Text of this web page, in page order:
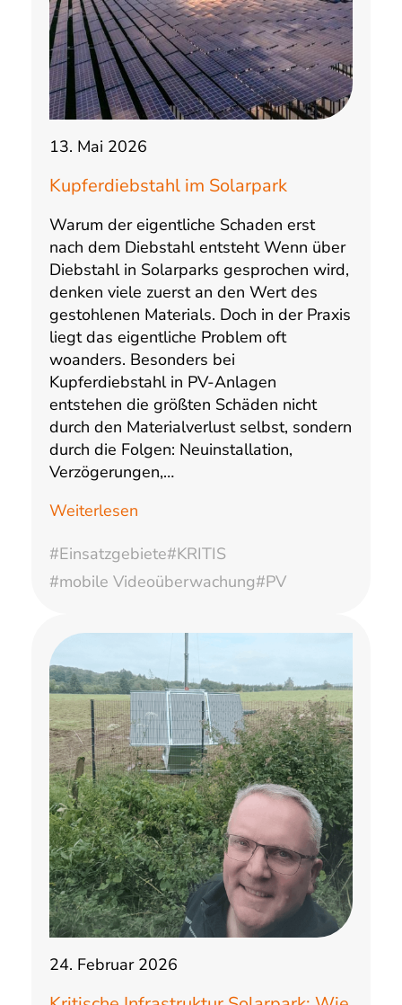
13. Mai 2026
Kupferdiebstahl im Solarpark
Warum der eigentliche Schaden erst
nach dem Diebstahl entsteht Wenn über
Diebstahl in Solarparks gesprochen wird,
denken viele zuerst an den Wert des
gestohlenen Materials. Doch in der Praxis
liegt das eigentliche Problem oft
woanders. Besonders bei
Kupferdiebstahl in PV-Anlagen
entstehen die größten Schäden nicht
durch den Materialverlust selbst, sondern
durch die Folgen: Neuinstallation,
Verzögerungen,…
Weiterlesen
#Einsatzgebiete#KRITIS
#mobile Videoüberwachung#PV
24. Februar 2026